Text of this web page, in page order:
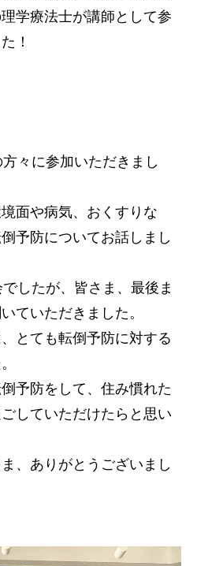
学療法士が講師として参
！
々に参加いただきまし
面や病気、おくすりな
予防についてお話しまし
したが、皆さま、最後ま
ていただきました。
とても転倒予防に対する
予防をして、住み慣れた
していただけたらと思い
、ありがとうございまし